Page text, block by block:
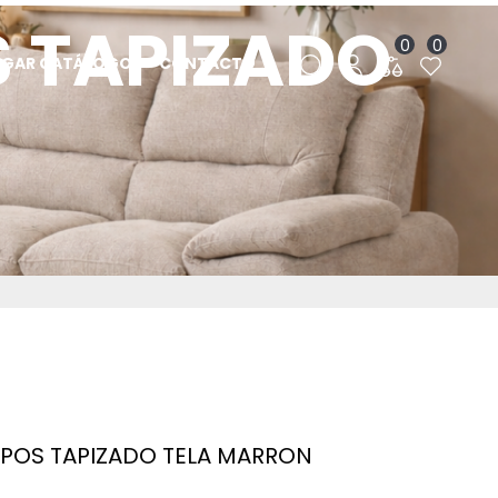
CATÁLOGO CONTACTO
0 0
TAPIZADO
TAPIZADO TELA MARRON